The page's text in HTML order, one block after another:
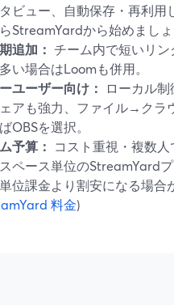
ビュー、自動保存・再利用
StreamYardから始めましょ
追加： チーム内で短いリ
い場合はLoomも併用。
ユーザー向け：
ローカル
ェアも強力、ファイル→クラ
OBSを選択。
予算： コスト重視・複数
ペース単位のStreamYard
位課金より割安になる場合
料金)